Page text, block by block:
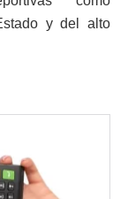
y del alto